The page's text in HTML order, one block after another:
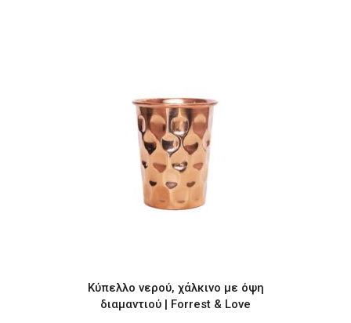
Κύπελλο νερού, χάλκινο με όψη
διαμαντιού | Forrest & Love